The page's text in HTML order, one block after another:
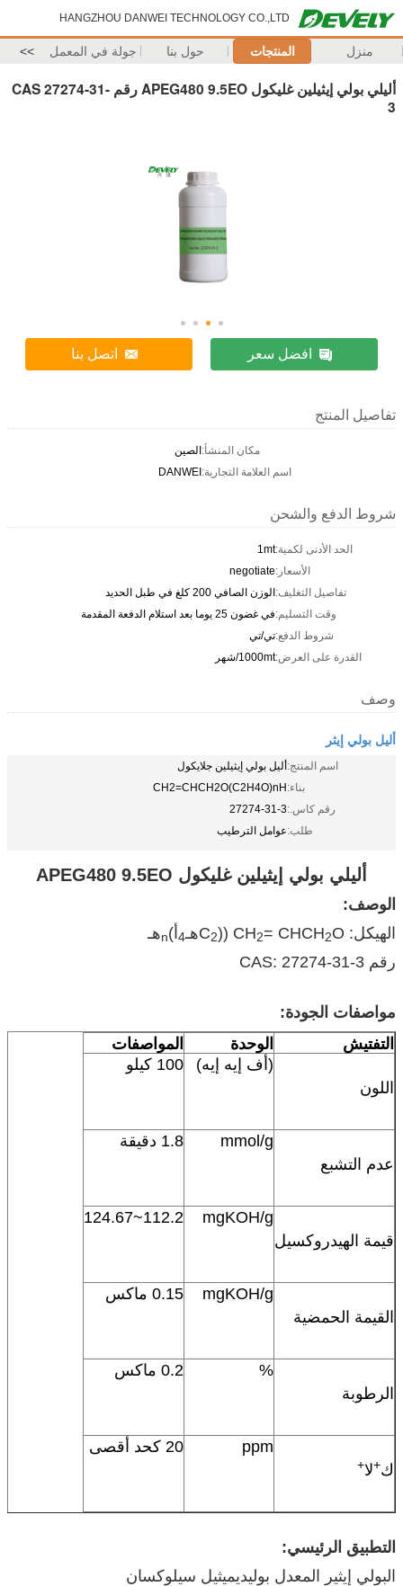
HANGZHOU DANWEI TECHNOLOGY CO.,LTD
منزل المنتجات حول بنا جولة في المعمل >>
أليلي بولي إيثيلين غليكول APEG480 9.5EO رقم CAS 27274-31-
3
افضل سعر اتصل بنا
تفاصيل المنتج
مكان المنشأ:الصين
اسم العلامة التجارية:DANWEI
شروط الدفع والشحن
الحد الأدنى لكمية:1mt
الأسعار:negotiate
تفاصيل التغليف:الوزن الصافي 200 كلغ في طبل الحديد
وقت التسليم:في غضون 25 يوما بعد استلام الدفعة المقدمة
شروط الدفع:تي/تي
القدرة على العرض:1000mt/شهر
وصف
أليل بولي إيثر
اسم المنتج:أليل بولي إيثيلين جلايكول
بناء:CH2=CHCH2O(C2H4O)nH
رقم كاس.:27274-31-3
طلب:عوامل الترطيب
أليلي بولي إيثيلين غليكول APEG480 9.5EO
الوصف:
الهيكل: CH
2= CHCH2O ((C
2 هـ4أ)nهـ
رقم CAS: 27274-31-3
مواصفات الجودة:
التفتيش
الوحدة المواصفات
اللون
(أف إيه إيه) 100 كيلو
عدم التشبع
mmol/g 1.8 دقيقة
قيمة الهيدروكسيل
mgKOH/g
112.2~124.67
القيمة الحمضية
mgKOH/g 0.15 ماكس
الرطوبة
% 0.2 ماكس
ك+لا+
ppm 20 كحد أقصى
التطبيق الرئيسي:
البولي إيثير المعدل بوليديميثيل سيلوكسان